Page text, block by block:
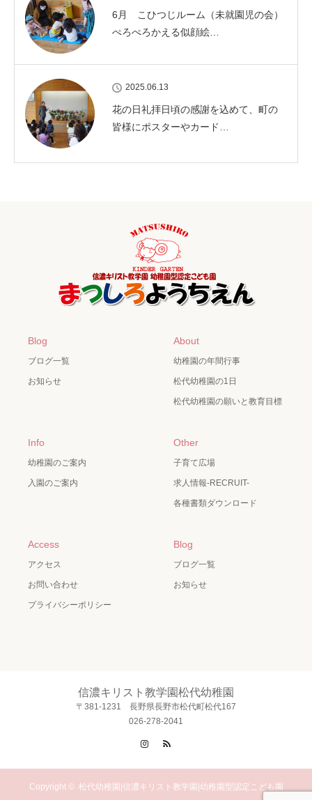
6月 こひつじルーム（未就園児の会）
ぺろぺろかえる似顔絵…
2025.06.13
花の日礼拝日頃の感謝を込めて、町の
皆様にポスターやカード…
Blog
ブログ一覧
お知らせ
About
幼稚園の年間行事
松代幼稚園の1日
松代幼稚園の願いと教育目標
Info
幼稚園のご案内
入園のご案内
Other
子育て広場
求人情報-RECRUIT-
各種書類ダウンロード
Access
アクセス
お問い合わせ
プライバシーポリシー
Blog
ブログ一覧
お知らせ
信濃キリスト教学園松代幼稚園
〒381-1231 長野県長野市松代町松代167
026-278-2041
Instagram
Copyright © 松代幼稚園|信濃キリスト教学園|幼稚園型認定こども園